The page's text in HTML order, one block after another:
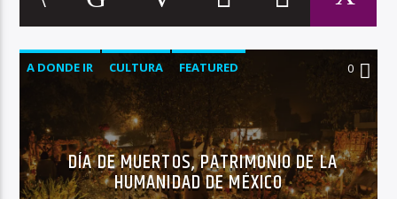
A DONDE IR CULTURA FEATURED 0
DÍA DE MUERTOS, PATRIMONIO DE LA
HUMANIDAD DE MÉXICO